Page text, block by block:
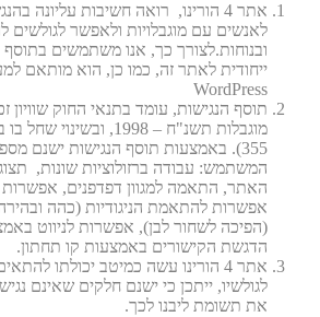
אתר 4 הורינו, רואה חשיבות עליונה
לאנשים עם מוגבלויות ולאפשר
ובנוחות.לצורך כך, אנו משתמשים
ייחודית לאתר זה, כמו כן, הוא מותאם
WordPress
תוסף הנגישות, עומד בתנאי החוק שוויון
355). באמצעות תוסף הנגישות ישנם
המשתמש: עבודה ברזולוציות שונות,
האתר, התאמה למגוון דפדפנים, אפשרות
אפשרות להתאמת הניגודיות (כהה
(הפיכה לשחור לבן), אפשרות לניווט
הדגשת הקישורים באמצעות קו תחתון.
אתר 4 הורינו עשה כמיטב יכולתו
לגולשיו, ייתכן כי ישנם חלקים שאינם
את תשומת ליבנו לכך.